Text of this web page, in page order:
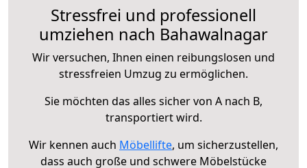
Stressfrei und professionell
umziehen nach Bahawalnagar
Wir versuchen, Ihnen einen reibungslosen und
stressfreien Umzug zu ermöglichen.
Sie möchten das alles sicher von A nach B,
transportiert wird.
Wir kennen auch Möbellifte, um sicherzustellen,
dass auch große und schwere Möbelstücke